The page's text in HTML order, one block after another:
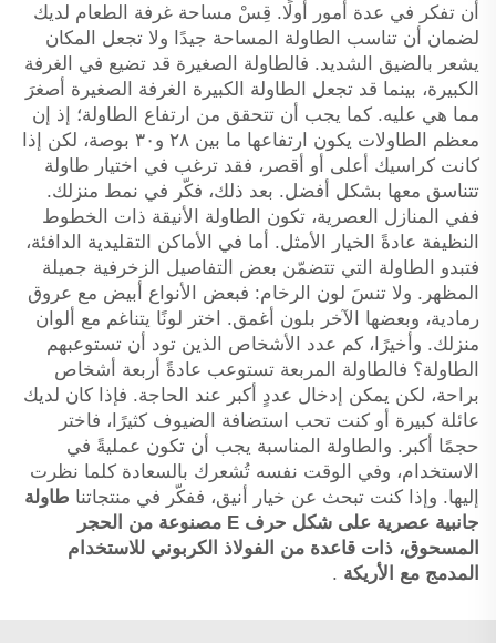
أن تفكر في عدة أمور أولًا. قِسْ مساحة غرفة الطعام لديك
لضمان أن تناسب الطاولة المساحة جيدًا ولا تجعل المكان
يشعر بالضيق الشديد. فالطاولة الصغيرة قد تضيع في الغرفة
الكبيرة، بينما قد تجعل الطاولة الكبيرة الغرفة الصغيرة أصغرَ
مما هي عليه. كما يجب أن تتحقق من ارتفاع الطاولة؛ إذ إن
معظم الطاولات يكون ارتفاعها ما بين ٢٨ و٣٠ بوصة، لكن إذا
كانت كراسيك أعلى أو أقصر، فقد ترغب في اختيار طاولة
تتناسق معها بشكل أفضل. بعد ذلك، فكّر في نمط منزلك.
ففي المنازل العصرية، تكون الطاولة الأنيقة ذات الخطوط
النظيفة عادةً الخيار الأمثل. أما في الأماكن التقليدية الدافئة،
فتبدو الطاولة التي تتضمّن بعض التفاصيل الزخرفية جميلة
المظهر. ولا تنسَ لون الرخام: فبعض الأنواع أبيض مع عروق
رمادية، وبعضها الآخر بلون أغمق. اختر لونًا يتناغم مع ألوان
منزلك. وأخيرًا، كم عدد الأشخاص الذين تود أن تستوعبهم
الطاولة؟ فالطاولة المربعة تستوعب عادةً أربعة أشخاص
براحة، لكن يمكن إدخال عددٍ أكبر عند الحاجة. فإذا كان لديك
عائلة كبيرة أو كنت تحب استضافة الضيوف كثيرًا، فاختر
حجمًا أكبر. والطاولة المناسبة يجب أن تكون عمليةً في
الاستخدام، وفي الوقت نفسه تُشعرك بالسعادة كلما نظرت
إليها. وإذا كنت تبحث عن خيار أنيق، ففكّر في منتجاتنا طاولة
جانبية عصرية على شكل حرف E مصنوعة من الحجر
المسحوق، ذات قاعدة من الفولاذ الكربوني للاستخدام
المدمج مع الأريكة .